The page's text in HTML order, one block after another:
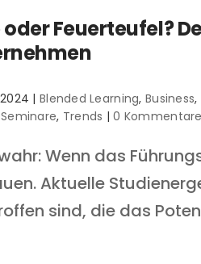
Feuerteufel?
| Blended Learning, Business,
Seminare, Trends |0 Kommentare
Wenn das
Aktuelle
sind, die das